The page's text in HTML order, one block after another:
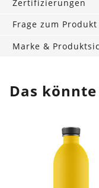
Zertifizierungen
Frage zum Produkt
Marke &
Das